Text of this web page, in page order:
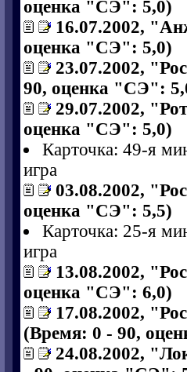
оценка "СЭ": 5,0)
16.07.2002,
оценка "СЭ": 5,0)
23.07.2002,
90, оценка "СЭ":
29.07.2002,
оценка "СЭ": 5,0)
Карточка: 49-я
игра
03.08.2002,
оценка "СЭ": 5,5)
Карточка: 25-я
игра
13.08.2002,
оценка "СЭ": 6,0)
17.08.2002,
(Время: 0 - 90,
24.08.2002,